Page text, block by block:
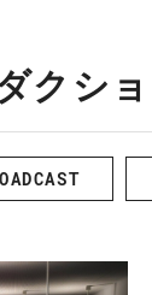
l
e
Microphone
s
クシ